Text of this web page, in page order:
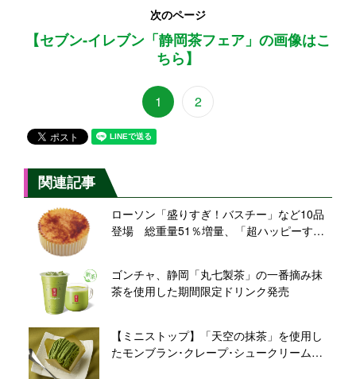
次のページ
【セブン‐イレブン「静岡茶フェア」の画像はこ
ちら】
1 2
関連記事
ローソン「盛りすぎ！バスチー」など10品
登場 総重量51％増量、「超ハッピーす
ゴンチャ、静岡「丸七製茶」の一番摘み抹
茶を使用した期間限定ドリンク発売
【ミニストップ】「天空の抹茶」を使用し
たモンブラン･クレープ･シュークリームの3